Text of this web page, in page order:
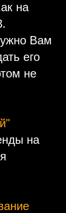
на
Вам
его
не
на